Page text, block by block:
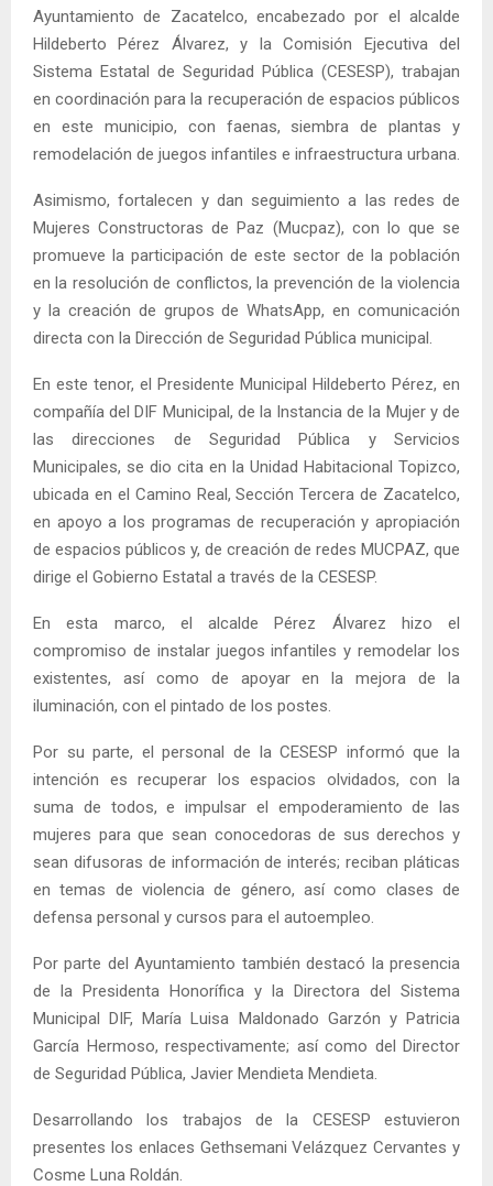
Ayuntamiento de Zacatelco, encabezado por el alcalde
Hildeberto Pérez Álvarez, y la Comisión Ejecutiva del
Sistema Estatal de Seguridad Pública (CESESP), trabajan
en coordinación para la recuperación de espacios públicos
en este municipio, con faenas, siembra de plantas y
remodelación de juegos infantiles e infraestructura urbana.
Asimismo, fortalecen y dan seguimiento a las redes de
Mujeres Constructoras de Paz (Mucpaz), con lo que se
promueve la participación de este sector de la población
en la resolución de conflictos, la prevención de la violencia
y la creación de grupos de WhatsApp, en comunicación
directa con la Dirección de Seguridad Pública municipal.
En este tenor, el Presidente Municipal Hildeberto Pérez, en
compañía del DIF Municipal, de la Instancia de la Mujer y de
las direcciones de Seguridad Pública y Servicios
Municipales, se dio cita en la Unidad Habitacional Topizco,
ubicada en el Camino Real, Sección Tercera de Zacatelco,
en apoyo a los programas de recuperación y apropiación
de espacios públicos y, de creación de redes MUCPAZ, que
dirige el Gobierno Estatal a través de la CESESP.
En esta marco, el alcalde Pérez Álvarez hizo el
compromiso de instalar juegos infantiles y remodelar los
existentes, así como de apoyar en la mejora de la
iluminación, con el pintado de los postes.
Por su parte, el personal de la CESESP informó que la
intención es recuperar los espacios olvidados, con la
suma de todos, e impulsar el empoderamiento de las
mujeres para que sean conocedoras de sus derechos y
sean difusoras de información de interés; reciban pláticas
en temas de violencia de género, así como clases de
defensa personal y cursos para el autoempleo.
Por parte del Ayuntamiento también destacó la presencia
de la Presidenta Honorífica y la Directora del Sistema
Municipal DIF, María Luisa Maldonado Garzón y Patricia
García Hermoso, respectivamente; así como del Director
de Seguridad Pública, Javier Mendieta Mendieta.
Desarrollando los trabajos de la CESESP estuvieron
presentes los enlaces Gethsemani Velázquez Cervantes y
Cosme Luna Roldán.